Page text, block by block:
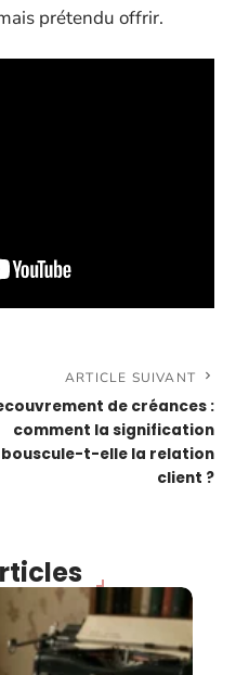
prétendu offrir.
ARTICLE SUIVANT
de créances :
comment la signification
bouscule-t-elle la relation
client ?